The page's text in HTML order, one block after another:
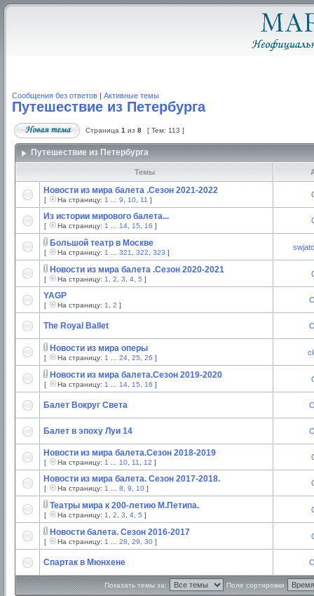
Сообщения без ответов | Активные темы
Путешествие из Петербурга
Страница 1 из 8 [ Тем: 113 ]
Путешествие из Петербурга
Темы
Новости из мира балета .Сезон 2021-2022
[ На страницу: 1 9 10 11 ]
Из истории мирового балета...
[ На страницу: 1 14 15 16 ]
Большой театр в Москве
[ На страницу: 1 321 322 323 ]
Новости из мира балета .Сезон 2020-2021
[ На страницу: 1 2 3 4 5 ]
YAGP
[ На страницу: 1 2 ]
The Royal Ballet
Новости из мира оперы
[ На страницу: 1 24 25 26 ]
Новости из мира балета.Сезон 2019-2020
[ На страницу: 1 14 15 16 ]
Балет Вокруг Света
Балет в эпоху Луи 14
Новости из мира балета.Сезон 2018-2019
[ На страницу: 1 10 11 12 ]
Новости из мира балета. Сезон 2017-2018.
[ На страницу: 1 8 9 10 ]
Театры мира к 200-летию М.Петипа.
[ На страницу: 1 2 3 4 5 ]
Новости балета. Сезон 2016-2017
[ На страницу: 1 28 29 30 ]
Спартак в Мюнхене
Показать темы за: Поле сортировки